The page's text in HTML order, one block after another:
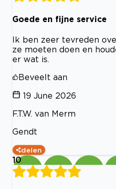
Goede en fijne service
Ik ben zeer tevreden
ze moeten doen en
er wat is.
Beveelt aan
19 June 2026
F.T.W. van Merm
Gendt
delen
10